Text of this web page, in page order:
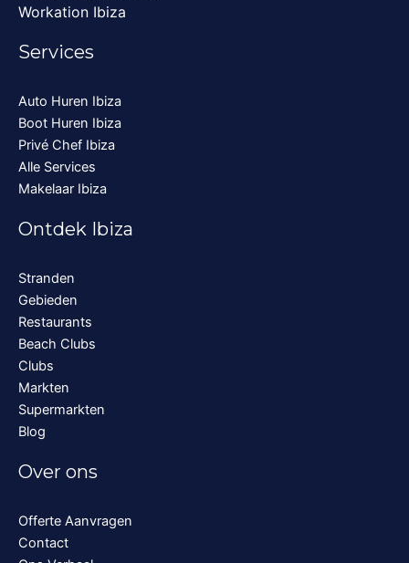
Workation Ibiza
Services
Auto Huren Ibiza
Boot Huren Ibiza
Privé Chef Ibiza
Alle Services
Makelaar Ibiza
Ontdek Ibiza
Stranden
Gebieden
Restaurants
Beach Clubs
Clubs
Markten
Supermarkten
Blog
Over ons
Offerte Aanvragen
Contact